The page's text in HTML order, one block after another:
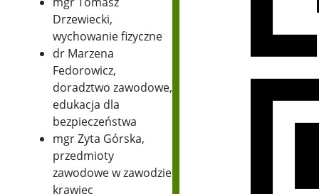
Drzewiecki,
wychowanie fizyczne
dr Marzena
Fedorowicz,
doradztwo zawodowe,
edukacja dla
bezpieczeństwa
mgr Zyta Górska,
przedmioty
zawodowe w zawodzie
krawiec